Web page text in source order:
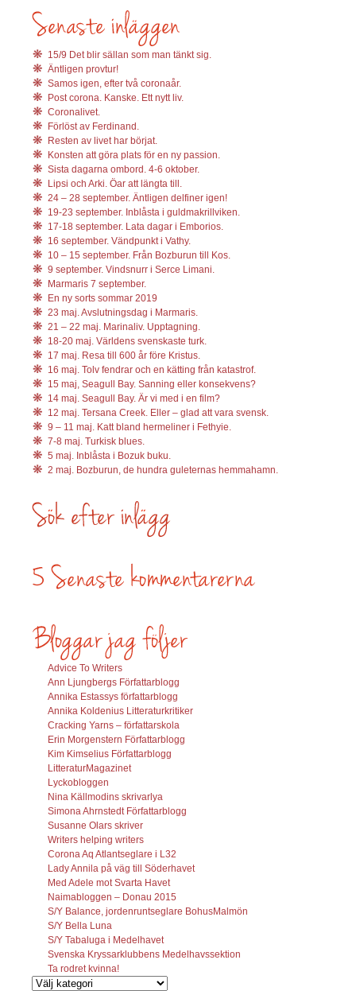
15/9 Det blir sällan som man tänkt sig.
Äntligen provtur!
Samos igen, efter två coronaår.
Post corona. Kanske. Ett nytt liv.
Coronalivet.
Förlöst av Ferdinand.
Resten av livet har börjat.
Konsten att göra plats för en ny passion.
Sista dagarna ombord. 4-6 oktober.
Lipsi och Arki. Öar att längta till.
24 – 28 september. Äntligen delfiner igen!
19-23 september. Inblåsta i guldmakrillviken.
17-18 september. Lata dagar i Emborios.
16 september. Vändpunkt i Vathy.
10 – 15 september. Från Bozburun till Kos.
9 september. Vindsnurr i Serce Limani.
Marmaris 7 september.
En ny sorts sommar 2019
23 maj. Avslutningsdag i Marmaris.
21 – 22 maj. Marinaliv. Upptagning.
18-20 maj. Världens svenskaste turk.
17 maj. Resa till 600 år före Kristus.
16 maj. Tolv fendrar och en kätting från katastrof.
15 maj, Seagull Bay. Sanning eller konsekvens?
14 maj. Seagull Bay. Är vi med i en film?
12 maj. Tersana Creek. Eller – glad att vara svensk.
9 – 11 maj. Katt bland hermeliner i Fethyie.
7-8 maj. Turkisk blues.
5 maj. Inblåsta i Bozuk buku.
2 maj. Bozburun, de hundra guleternas hemmahamn.
Advice To Writers
Ann Ljungbergs Författarblogg
Annika Estassys författarblogg
Annika Koldenius Litteraturkritiker
Cracking Yarns – författarskola
Erin Morgenstern Författarblogg
Kim Kimselius Författarblogg
LitteraturMagazinet
Lyckobloggen
Nina Källmodins skrivarlya
Simona Ahrnstedt Författarblogg
Susanne Olars skriver
Writers helping writers
Corona Aq Atlantseglare i L32
Lady Annila på väg till Söderhavet
Med Adele mot Svarta Havet
Naimabloggen – Donau 2015
S/Y Balance, jordenruntseglare BohusMalmön
S/Y Bella Luna
S/Y Tabaluga i Medelhavet
Svenska Kryssarklubbens Medelhavssektion
Ta rodret kvinna!
Vilka